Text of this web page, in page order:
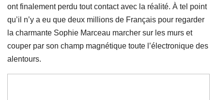
ont finalement perdu tout contact avec la réalité. À tel point
qu’il n’y a eu que deux millions de Français pour regarder
la charmante Sophie Marceau marcher sur les murs et
couper par son champ magnétique toute l’électronique des
alentours.